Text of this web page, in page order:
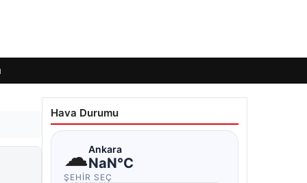
Hava Durumu
☁Ankara
NaN°C
ŞEHIR SEÇ